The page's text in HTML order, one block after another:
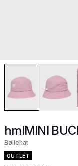
hmlMINI
Bøllehat
OUTLET